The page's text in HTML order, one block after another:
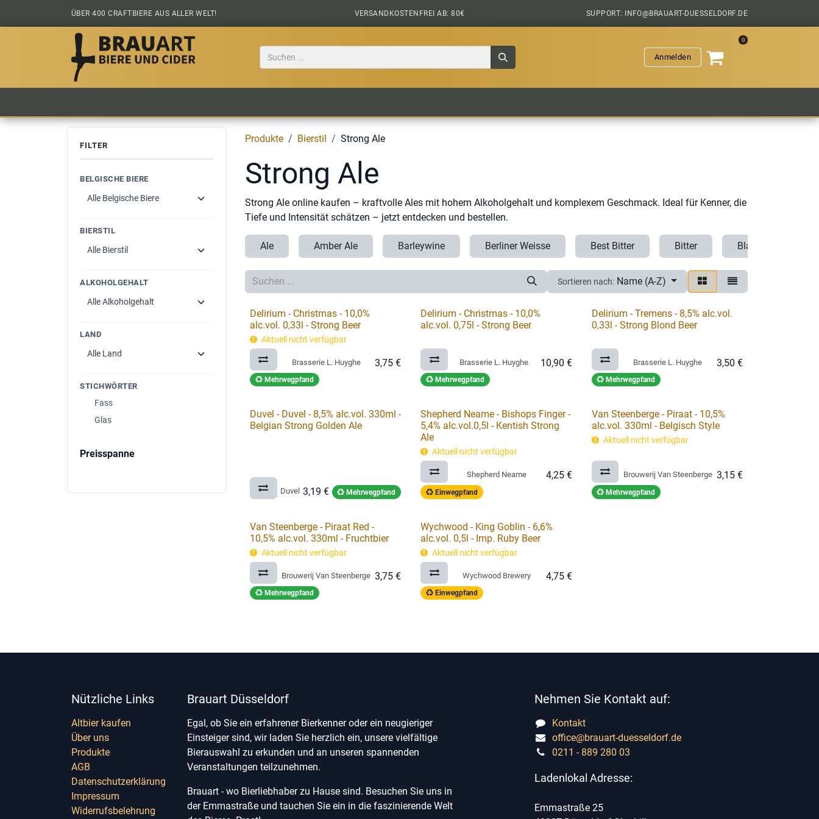
Zum Inhalt springen
ÜBER 400 CRAFTBIERE AUS ALLER WELT! VERSANDKOSTENFREI AB: 80€ SUPPORT: INFO@BRAUART-DUESSELDORF.DE
Anmelden
0
FILTER
BELGISCHE BIERE
BIERSTIL
ALKOHOLGEHALT
LAND
STICHWÖRTER
Fass
Glas
Preisspanne
Produkte Bierstil Strong Ale
Strong Ale
Strong Ale online kaufen – kraftvolle Ales mit hohem Alkoholgehalt und komplexem Geschmack. Ideal für Kenner, die
Tiefe und Intensität schätzen – jetzt entdecken und bestellen.
Ale Amber Ale Barleywine Berliner Weisse Best Bitter Bitter Black IPA
Sortieren nach: Name (A-Z)
Delirium - Christmas - 10,0%
alc.vol. 0,33l - Strong Beer
Aktuell nicht verfügbar
Brasserie L. Huyghe 3,75 €
Mehrwegpfand
Delirium - Christmas - 10,0%
alc.vol. 0,75l - Strong Beer
Brasserie L. Huyghe 10,90 €
Mehrwegpfand
Delirium - Tremens - 8,5% alc.vol.
0,33l - Strong Blond Beer
Brasserie L. Huyghe 3,50 €
Mehrwegpfand
Duvel - Duvel - 8,5% alc.vol. 330ml -
Belgian Strong Golden Ale
Duvel 3,19 € Mehrwegpfand
Shepherd Neame - Bishops Finger -
5,4% alc.vol.0,5l - Kentish Strong
Ale
Aktuell nicht verfügbar
Shepherd Neame 4,25€
Einwegpfand
Van Steenberge - Piraat - 10,5%
alc.vol. 330ml - Belgisch Style
Aktuell nicht verfügbar
Brouwerij Van Steenberge 3,15€
Mehrwegpfand
Van Steenberge - Piraat Red -
10,5% alc.vol. 330ml - Fruchtbier
Aktuell nicht verfügbar
Brouwerij Van Steenberge 3,75 €
Mehrwegpfand
Wychwood - King Goblin - 6,6%
alc.vol. 0,5l - Imp. Ruby Beer
Aktuell nicht verfügbar
Wychwood Brewery 4,75€
Einwegpfand
Nützliche Links
Altbier kaufen
Über uns
Produkte
AGB
Datenschutzerklärung
Impressum
Widerrufsbelehrung
Brauart Düsseldorf
Egal, ob Sie ein erfahrener Bierkenner oder ein neugieriger
Einsteiger sind, wir laden Sie herzlich ein, unsere vielfältige
Bierauswahl zu erkunden und an unseren spannenden
Veranstaltungen teilzunehmen.
Brauart - wo Bierliebhaber zu Hause sind. Besuchen Sie uns in
der Emmastraße und tauchen Sie ein in die faszinierende Welt
Nehmen Sie Kontakt auf:
Kontakt
office@brauart-duesseldorf.de
0211 - 889 280 03
Ladenlokal Adresse:
Emmastraße 25